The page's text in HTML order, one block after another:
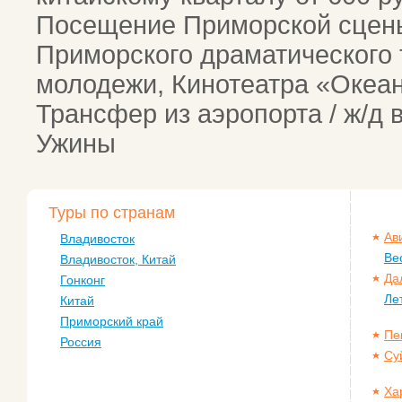
Посещение Приморской
Приморского
молодежи, Кинотеатра
Трансфер из аэропорта / ж/д
Ужины
Туры по странам
Владивосток
Владивосток, Китай
Гонконг
Китай
Приморский край
Россия